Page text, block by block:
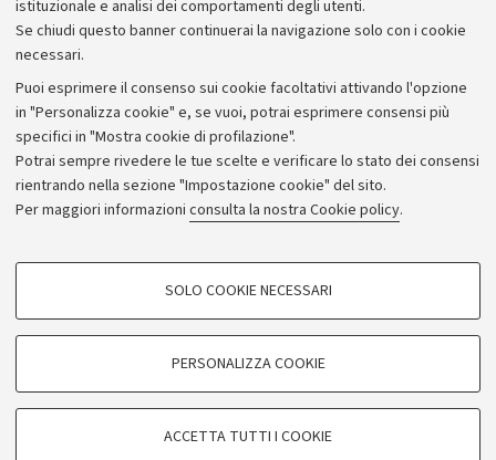
istituzionale e analisi dei comportamenti degli utenti.
Se chiudi questo banner continuerai la navigazione solo con i cookie
necessari.
Puoi esprimere il consenso sui cookie facoltativi attivando l'opzione
in "Personalizza cookie" e, se vuoi, potrai esprimere consensi più
specifici in "Mostra cookie di profilazione".
Potrai sempre rivedere le tue scelte e verificare lo stato dei consensi
rientrando nella sezione "Impostazione cookie" del sito.
Per maggiori informazioni consulta la nostra Cookie policy.
COOKIE DI PROFILAZIONE - FACOLTATIVI
COOKIE TECNICI - NECESSARI
SOLO COOKIE NECESSARI
PERSONALIZZA COOKIE
ACCETTA TUTTI I COOKIE
Archivio
Comunicati stampa
Redazione
Rassegna stampa
© Copyright 2026 - ALMA MATER STUDIORUM - Università di
Bologna - Via Zamboni, 33 - 40126 Bologna - PI: 01131710376 -
CF: 80007010376